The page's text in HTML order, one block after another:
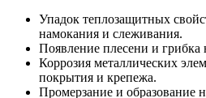
Упадок теплозащитных
намокания и слеживания.
Появление плесени и грибка
Коррозия металлических
покрытия и крепежа.
Промерзание и образование